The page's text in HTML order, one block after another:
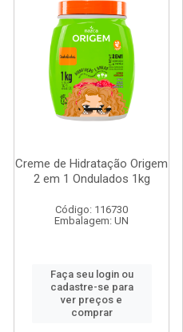
Creme de Hidratação Origem
2 em 1 Ondulados 1kg
Código: 116730
Embalagem: UN
Faça seu login ou
cadastre-se para
ver preços e
comprar